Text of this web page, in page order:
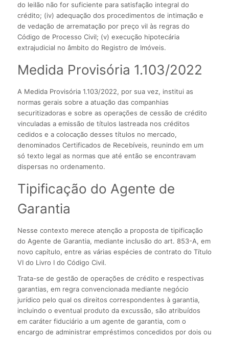
do leilão não for suficiente para satisfação integral do
crédito; (iv) adequação dos procedimentos de intimação e
de vedação de arrematação por preço vil às regras do
Código de Processo Civil; (v) execução hipotecária
extrajudicial no âmbito do Registro de Imóveis.
Medida Provisória 1.103/2022
A Medida Provisória 1.103/2022, por sua vez, institui as
normas gerais sobre a atuação das companhias
securitizadoras e sobre as operações de cessão de crédito
vinculadas a emissão de títulos lastreada nos créditos
cedidos e a colocação desses títulos no mercado,
denominados Certificados de Recebíveis, reunindo em um
só texto legal as normas que até então se encontravam
dispersas no ordenamento.
Tipificação do Agente de
Garantia
Nesse contexto merece atenção a proposta de tipificação
do Agente de Garantia, mediante inclusão do art. 853-A, em
novo capítulo, entre as várias espécies de contrato do Título
VI do Livro I do Código Civil.
Trata-se de gestão de operações de crédito e respectivas
garantias, em regra convencionada mediante negócio
jurídico pelo qual os direitos correspondentes à garantia,
incluindo o eventual produto da excussão, são atribuídos
em caráter fiduciário a um agente de garantia, com o
encargo de administrar empréstimos concedidos por dois ou